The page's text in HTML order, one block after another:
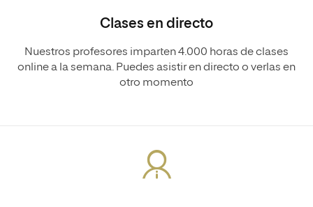
Clases en directo
Nuestros profesores imparten 4.000 horas de clases
online a la semana. Puedes asistir en directo o verlas en
otro momento